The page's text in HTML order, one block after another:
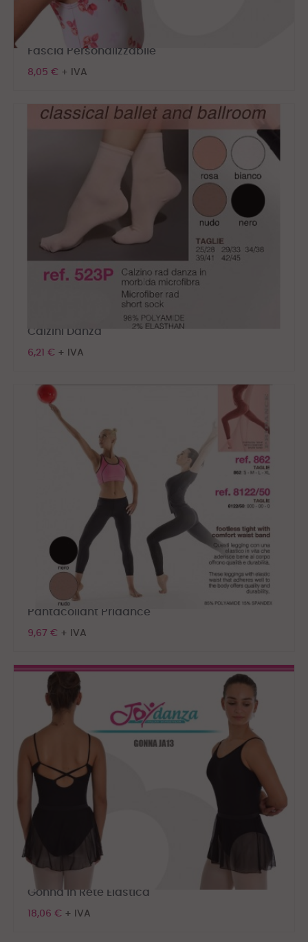
Fascia Personalizzabile
8,05 € + IVA
Calzini Danza
6,21 € + IVA
Pantacollant Pridance
9,67 € + IVA
Gonna in Rete Elastica
18,06 € + IVA